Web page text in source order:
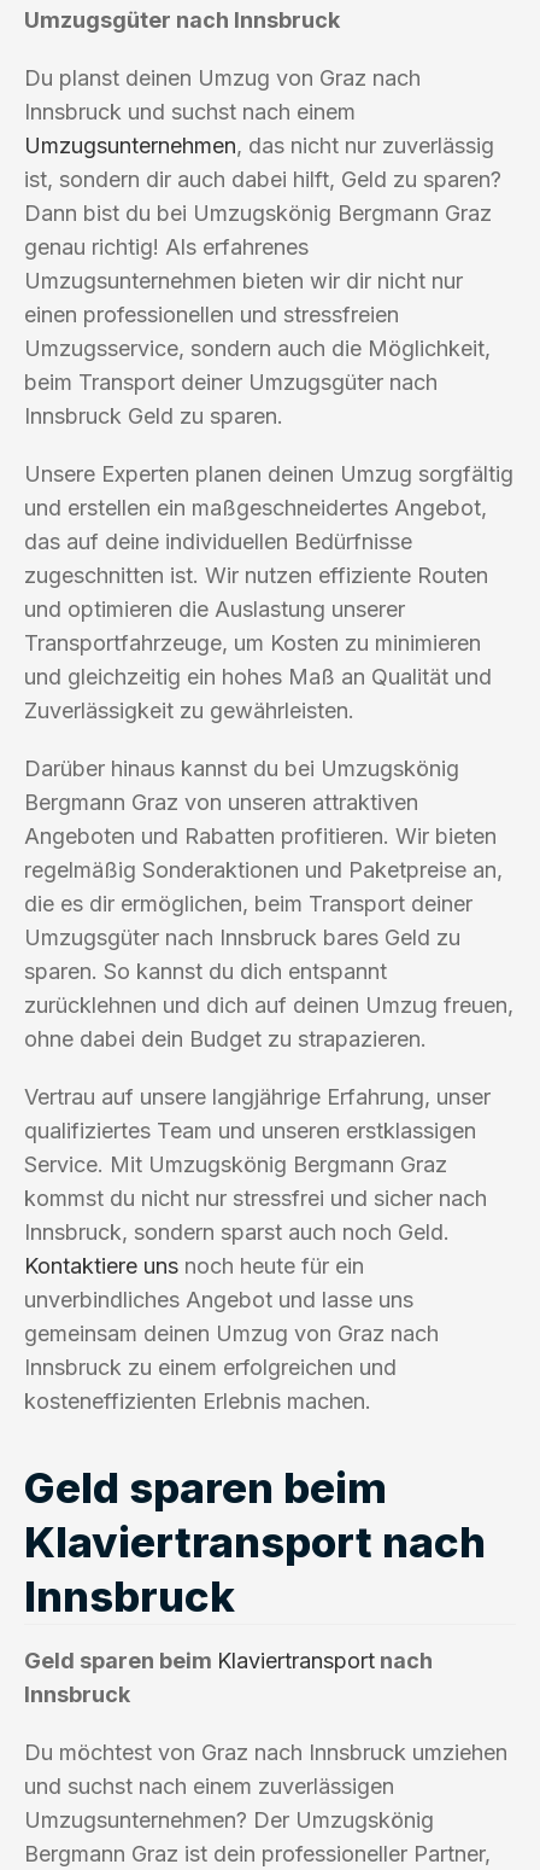
Umzugsgüter nach Innsbruck
Du planst deinen Umzug von Graz nach
Innsbruck und suchst nach einem
Umzugsunternehmen, das nicht nur zuverlässig
ist, sondern dir auch dabei hilft, Geld zu sparen?
Dann bist du bei Umzugskönig Bergmann Graz
genau richtig! Als erfahrenes
Umzugsunternehmen bieten wir dir nicht nur
einen professionellen und stressfreien
Umzugsservice, sondern auch die Möglichkeit,
beim Transport deiner Umzugsgüter nach
Innsbruck Geld zu sparen.
Unsere Experten planen deinen Umzug sorgfältig
und erstellen ein maßgeschneidertes Angebot,
das auf deine individuellen Bedürfnisse
zugeschnitten ist. Wir nutzen effiziente Routen
und optimieren die Auslastung unserer
Transportfahrzeuge, um Kosten zu minimieren
und gleichzeitig ein hohes Maß an Qualität und
Zuverlässigkeit zu gewährleisten.
Darüber hinaus kannst du bei Umzugskönig
Bergmann Graz von unseren attraktiven
Angeboten und Rabatten profitieren. Wir bieten
regelmäßig Sonderaktionen und Paketpreise an,
die es dir ermöglichen, beim Transport deiner
Umzugsgüter nach Innsbruck bares Geld zu
sparen. So kannst du dich entspannt
zurücklehnen und dich auf deinen Umzug freuen,
ohne dabei dein Budget zu strapazieren.
Vertrau auf unsere langjährige Erfahrung, unser
qualifiziertes Team und unseren erstklassigen
Service. Mit Umzugskönig Bergmann Graz
kommst du nicht nur stressfrei und sicher nach
Innsbruck, sondern sparst auch noch Geld.
Kontaktiere uns noch heute für ein
unverbindliches Angebot und lasse uns
gemeinsam deinen Umzug von Graz nach
Innsbruck zu einem erfolgreichen und
kosteneffizienten Erlebnis machen.
Geld sparen beim
Klaviertransport nach
Innsbruck
Geld sparen beim Klaviertransport nach
Innsbruck
Du möchtest von Graz nach Innsbruck umziehen
und suchst nach einem zuverlässigen
Umzugsunternehmen? Der Umzugskönig
Bergmann Graz ist dein professioneller Partner,